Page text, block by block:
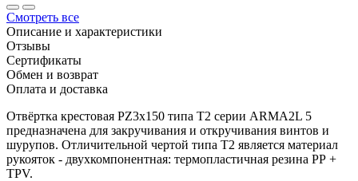
Смотреть все
Описание и характеристики
Отзывы
Сертификаты
Обмен и возврат
Оплата и доставка
Отвёртка крестовая PZ3х150 типа Т2 серии ARMA2L 5
предназначена для закручивания и откручивания винтов и
шурупов. Отличительной чертой типа Т2 является материал
рукояток - двухкомпонентная: термопластичная резина РР +
TPV.